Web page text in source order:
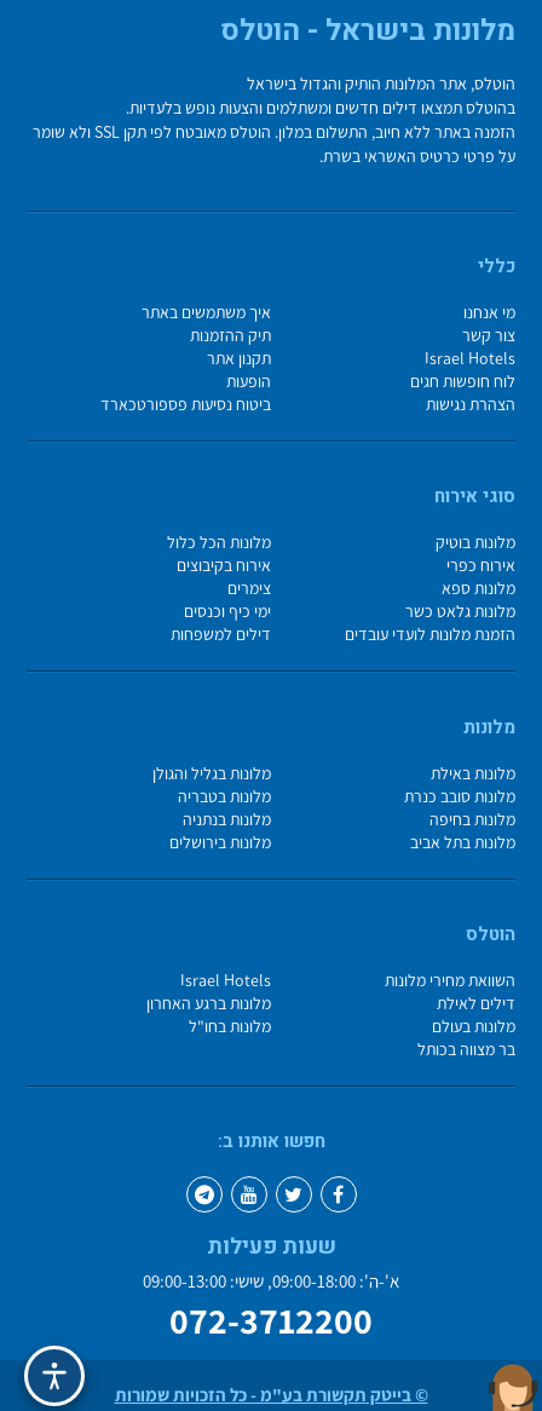
מלונות בישראל - הוטלס
הוטלס, אתר המלונות הותיק והגדול בישראל
בהוטלס תמצאו דילים חדשים ומשתלמים והצעות נופש בלעדיות.
הזמנה באתר ללא חיוב, התשלום במלון. הוטלס מאובטח לפי תקן SSL ולא שומר
על פרטי כרטיס האשראי בשרת.
כללי
מי אנחנו
איך משתמשים באתר
צור קשר
תיק ההזמנות
Israel Hotels
תקנון אתר
לוח חופשות חגים
הופעות
הצהרת נגישות
ביטוח נסיעות פספורטכארד
סוגי אירוח
מלונות בוטיק
מלונות הכל כלול
אירוח כפרי
אירוח בקיבוצים
מלונות ספא
צימרים
מלונות גלאט כשר
ימי כיף וכנסים
הזמנת מלונות לועדי עובדים
דילים למשפחות
מלונות
מלונות באילת
מלונות בגליל והגולן
מלונות סובב כנרת
מלונות בטבריה
מלונות בחיפה
מלונות בנתניה
מלונות בתל אביב
מלונות בירושלים
הוטלס
השוואת מחירי מלונות
Israel Hotels
דילים לאילת
מלונות ברגע האחרון
מלונות בעולם
מלונות בחו"ל
בר מצווה בכותל
חפשו אותנו ב:
שעות פעילות
א'-ה': 09:00-18:00, שישי: 09:00-13:00
072-3712200
© בייטק תקשורת בע"מ - כל הזכויות שמורות